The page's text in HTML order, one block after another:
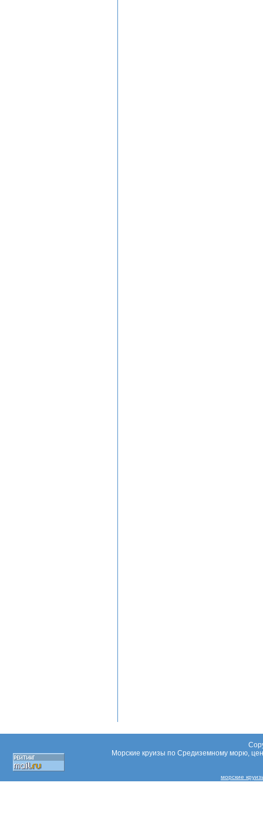
Морские круизы по Средиземному морю,
морские